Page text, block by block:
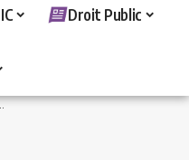
Droit Public
>Immobilier>Transactions